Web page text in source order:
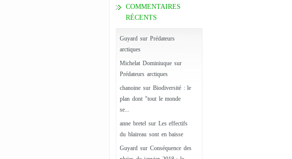
COMMENTAIRES
RÉCENTS
Guyard sur Prédateurs
arctiques
Michelat Dominiuquesur
Prédateurs arctiques
chanoine sur Biodiversité : le
plan dont "tout le monde
se...
anne bretelsur Les effectifs
du blaireau sont en baisse
Guyard sur Conséquence des